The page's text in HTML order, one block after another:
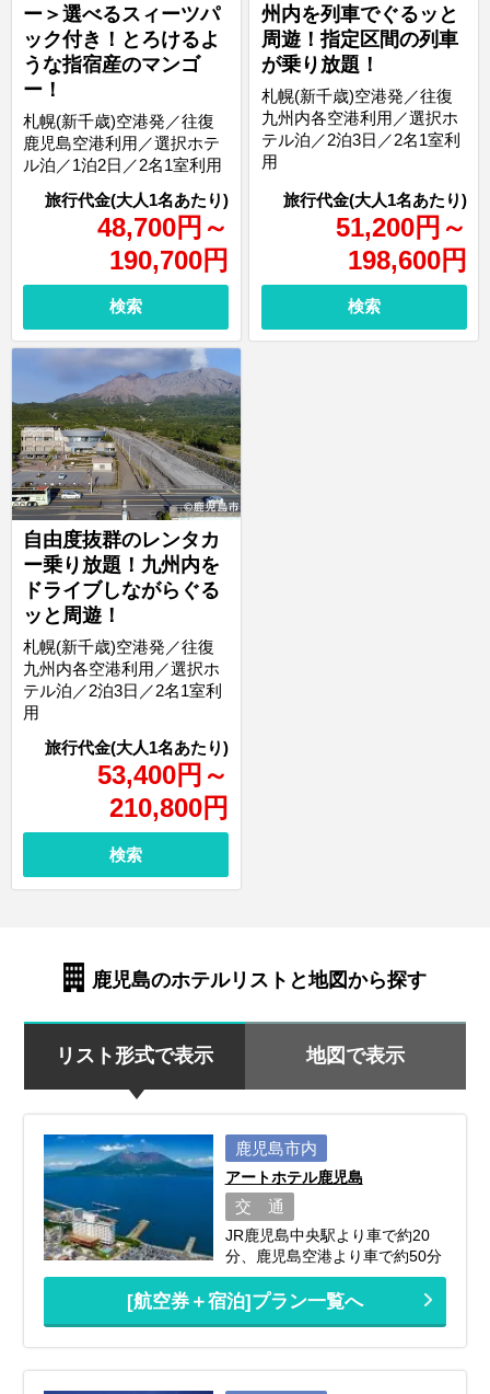
ー＞選べるスィーツパ
ック付き！とろけるよ
うな指宿産のマンゴ
ー！
48,700円 ～
190,700円
札幌(新千歳)空港発／往復
鹿児島空港利用／選択ホテ
ル泊／1泊2日／2名1室利用
検索
州内を列車でぐるッと
周遊！指定区間の列車
が乗り放題！
51,200円 ～
198,600円
札幌(新千歳)空港発／往復
九州内各空港利用／選択ホ
テル泊／2泊3日／2名1室利
用
検索
自由度抜群のレンタカ
ー乗り放題！九州内を
ドライブしながらぐる
ッと周遊！
53,400円 ～
210,800円
札幌(新千歳)空港発／往復
九州内各空港利用／選択ホ
テル泊／2泊3日／2名1室利
用
検索
鹿児島のホテルリストと地図から探す
リスト形式で表示 地図で表示
鹿児島市内
アートホテル鹿児島
交 通
JR鹿児島中央駅より車で約20
分、鹿児島空港より車で約50分
[航空券＋宿泊]プラン一覧へ